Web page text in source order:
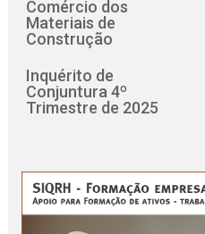
Comércio dos
Materiais de
Construção
Inquérito de
Conjuntura 4º
Trimestre de 2025